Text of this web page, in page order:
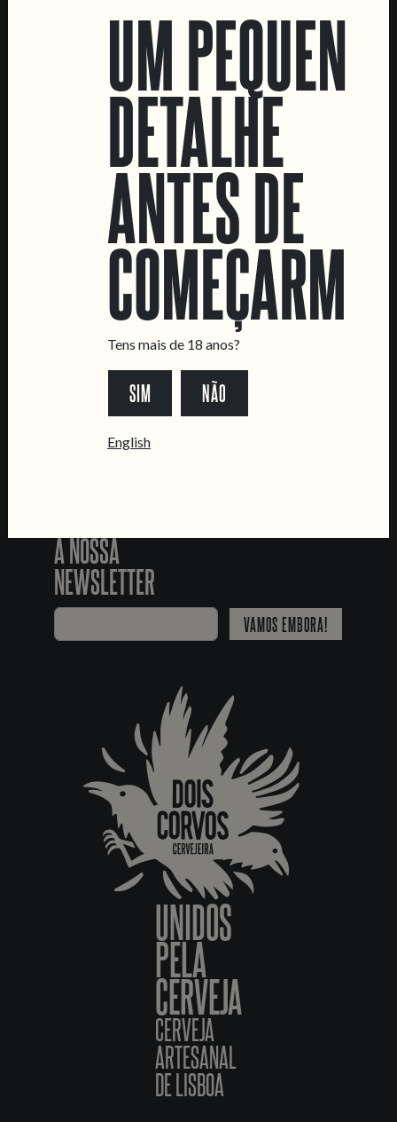
Quero vender as vossas cervejas!
Tours e eventos privados
Livro de Reclamações
À NOSSA
NEWSLETTER
VAMOS EMBORA!
UNIDOS
PELA
CERVEJA
CERVEJA
ARTESANAL
DE LISBOA
UM PEQUENO
DETALHE
ANTES DE
Tens mais de 18 anos?
SIM NÃO
English